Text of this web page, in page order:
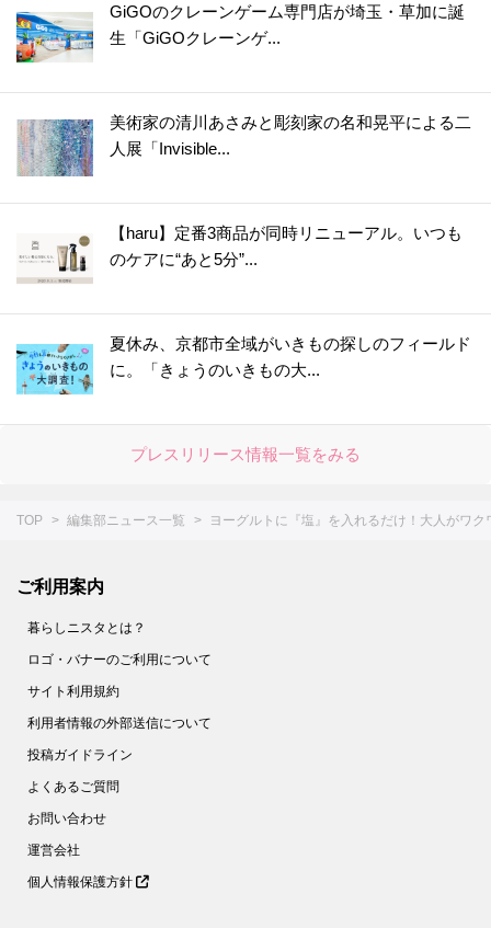
GiGOのクレーンゲーム専門店が埼玉・草加に誕
生「GiGOクレーンゲ...
美術家の清川あさみと彫刻家の名和晃平による二
人展「Invisible...
【haru】定番3商品が同時リニューアル。いつも
のケアに“あと5分”...
夏休み、京都市全域がいきもの探しのフィールド
に。「きょうのいきもの大...
プレスリリース情報一覧をみる
TOP 編集部ニュース一覧 ヨーグルトに『塩』を入れるだけ！大人がワ
ご利用案内
暮らしニスタとは？
ロゴ・バナーのご利用について
サイト利用規約
利用者情報の外部送信について
投稿ガイドライン
よくあるご質問
お問い合わせ
運営会社
個人情報保護方針